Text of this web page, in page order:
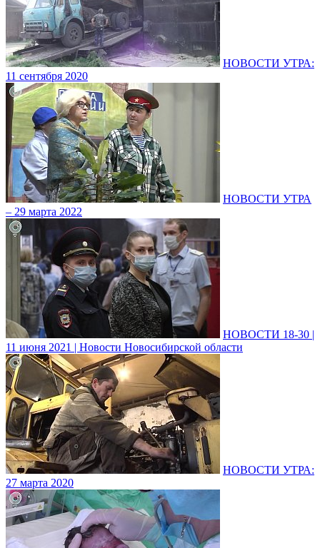
НОВОСТИ УТРА:
11 сентября 2020
НОВОСТИ УТРА
– 29 марта 2022
НОВОСТИ 18-30 |
11 июня 2021 | Новости Новосибирской области
НОВОСТИ УТРА:
27 марта 2020